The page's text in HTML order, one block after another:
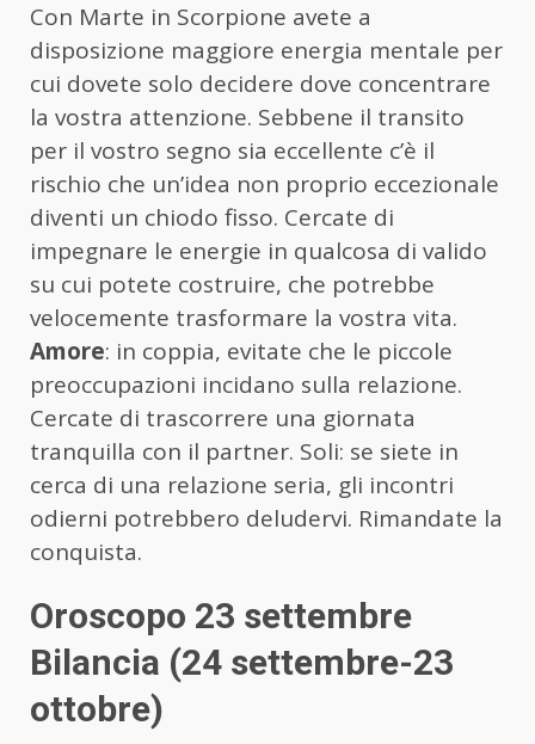
Con Marte in Scorpione avete a
disposizione maggiore energia mentale per
cui dovete solo decidere dove concentrare
la vostra attenzione. Sebbene il transito
per il vostro segno sia eccellente c’è il
rischio che un’idea non proprio eccezionale
diventi un chiodo fisso. Cercate di
impegnare le energie in qualcosa di valido
su cui potete costruire, che potrebbe
velocemente trasformare la vostra vita.
Amore: in coppia, evitate che le piccole
preoccupazioni incidano sulla relazione.
Cercate di trascorrere una giornata
tranquilla con il partner. Soli: se siete in
cerca di una relazione seria, gli incontri
odierni potrebbero deludervi. Rimandate la
conquista.
Oroscopo 23 settembre
Bilancia (24 settembre-23
ottobre)